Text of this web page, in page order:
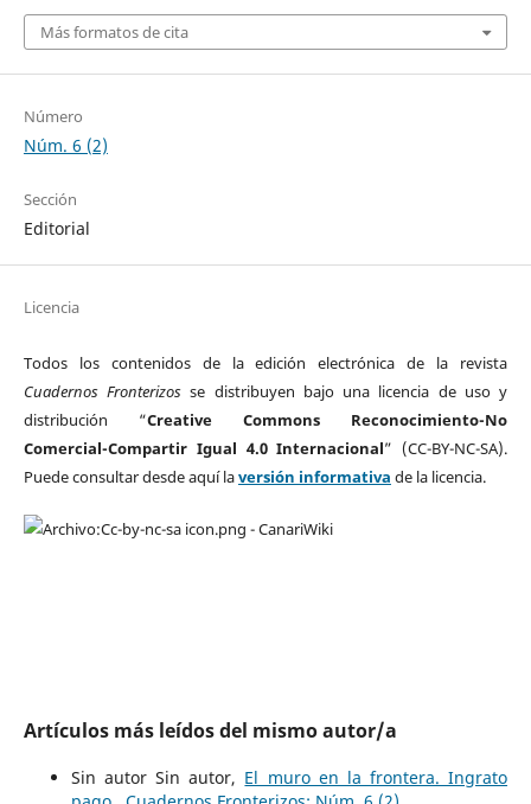
Más formatos de cita
Número
Núm. 6 (2)
Sección
Editorial
Licencia
Todos los contenidos de la edición electrónica de la revista
Cuadernos Fronterizos se distribuyen bajo una licencia de uso y
distribución “Creative Commons Reconocimiento-No
Comercial-Compartir Igual 4.0 Internacional” (CC-BY-NC-SA).
Puede consultar desde aquí laversión informativa de la licencia.
Artículos más leídos del mismo autor/a
Sin autor Sin autor, El muro en la frontera. Ingrato